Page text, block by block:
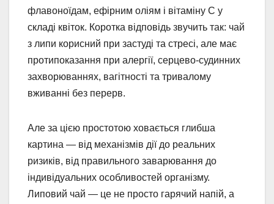
флавоноїдам, ефірним оліям і вітаміну С у
складі квіток. Коротка відповідь звучить так: чай
з липи корисний при застуді та стресі, але має
протипоказання при алергії, серцево-судинних
захворюваннях, вагітності та тривалому
вживанні без перерв.
Але за цією простотою ховається глибша
картина — від механізмів дії до реальних
ризиків, від правильного заварювання до
індивідуальних особливостей організму.
Липовий чай — це не просто гарячий напій, а